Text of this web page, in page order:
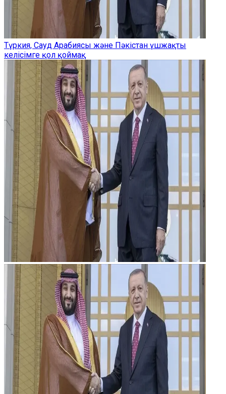
Түркия, Сауд Арабиясы және Пәкістан үшжақты
келісімге қол қоймақ